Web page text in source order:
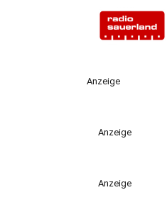
Anzeige
Anzeige
Anzeige